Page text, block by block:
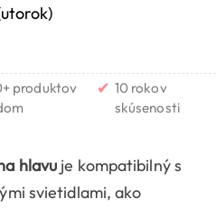
produktov
✔ 10 rokov
skúsenosti
hlavu je kompatibilný s
svietidlami, ako